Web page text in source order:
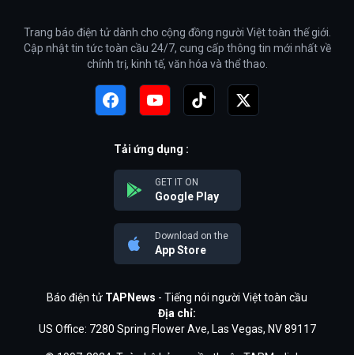
Trang báo điện tử dành cho cộng đồng người Việt toàn thế giới.
Cập nhật tin tức toàn cầu 24/7, cung cấp thông tin mới nhất về
chính trị, kinh tế, văn hóa và thể thao.
Tải ứng dụng :
GET IT ON
Google Play
Download on the
App Store
Báo điện tử TAPNews - Tiếng nói người Việt toàn cầu
Địa chỉ:
US Office: 7280 Spring Flower Ave, Las Vegas, NV 89117